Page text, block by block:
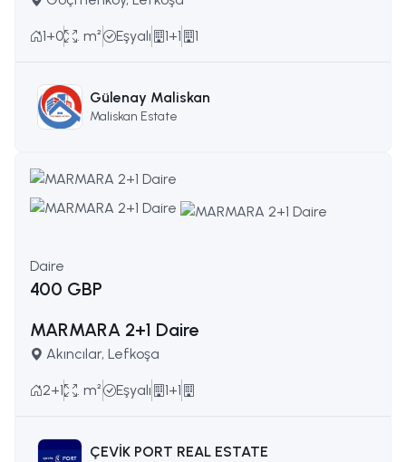
1+0 . m² Eşyalı 1+1 1
Gülenay Maliskan
Maliskan Estate
Daire
400 GBP
MARMARA 2+1 Daire
Akıncılar, Lefkoşa
2+1 . m² Eşyalı 1+1
ÇEVİK PORT REAL ESTATE